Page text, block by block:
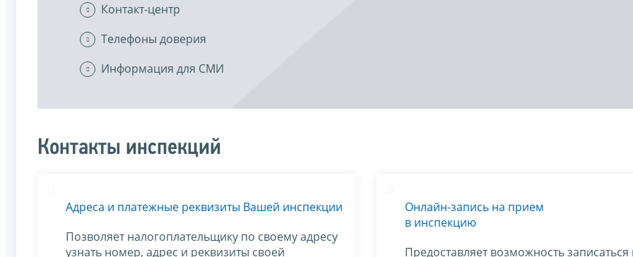
Контакт-центр
Телефоны доверия
Информация для СМИ
Контакты инспекций
Адреса и платежные реквизиты Вашей инспекции
Позволяет налогоплательщику по своему адресу
узнать номер, адрес и реквизиты своей
Онлайн-запись на прием
в инспекцию
Предоставляет возможность